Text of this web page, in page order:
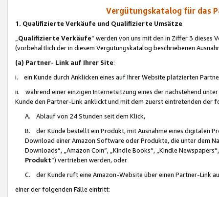
Vergütungskatalog für das
1. Qualifizierte Verkäufe und Qualifizierte Umsätze
Qualifizierte Verkäufe“ werden von uns mit den in Ziffer 3
(vorbehaltlich der in diesem Vergütungskatalog beschriebenen
(a) Partner- Link auf Ihrer Site:
i. ein Kunde durch Anklicken eines auf Ihrer Website platzierten
ii. während einer einzigen Internetsitzung eines der nachstehend
Kunde den Partner-Link anklickt und mit dem zuerst eintretenden der
A. Ablauf von 24 Stunden seit dem Klick,
B. der Kunde bestellt ein Produkt, mit Ausnahme eines digitalen
Download einer Amazon Software oder Produkte, die unter dem
Downloads“, „Amazon Coin“, „Kindle Books“, „Kindle
Produkt“) vertrieben werden, oder
C. der Kunde ruft eine Amazon-Website über einen Partner-Link
einer der folgenden Fälle eintritt: